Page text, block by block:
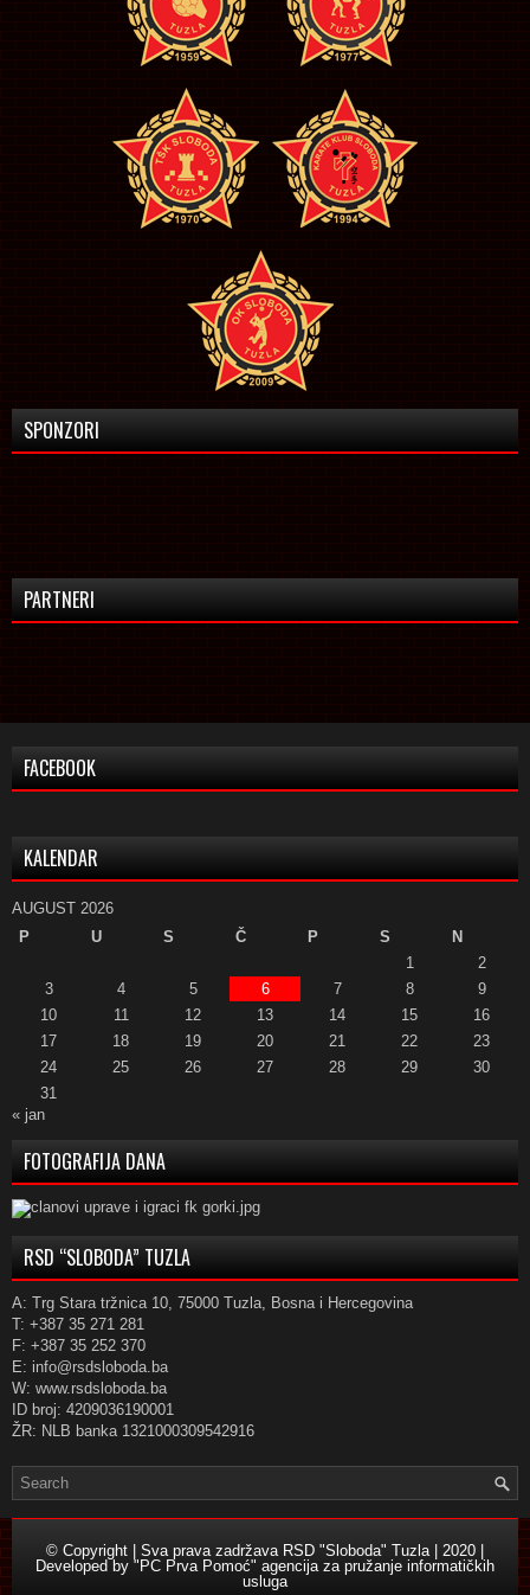
SPONZORI
PARTNERI
FACEBOOK
KALENDAR
AUGUST 2026
P
U S Č P S
N
1
2
3
4 5 6 7 8
9
10
11 12 13 14 15
16
17
18 19 20 21 22
23
24
25 26 27 28 29
30
31
« jan
FOTOGRAFIJA DANA
RSD “SLOBODA” TUZLA
A: Trg Stara tržnica 10, 75000 Tuzla, Bosna i Hercegovina
T: +387 35 271 281
F: +387 35 252 370
E: info@rsdsloboda.ba
W: www.rsdsloboda.ba
ID broj: 4209036190001
ŽR: NLB banka 1321000309542916
© Copyright | Sva prava zadržava RSD "Sloboda" Tuzla | 2020 |
Developed by "PC Prva Pomoć" agencija za pružanje informatičkih
usluga